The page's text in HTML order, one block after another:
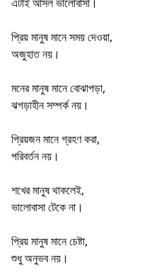
প্রিয় মানুষ মানে সময় দেওয়া,
অজুহাত নয়।
মনের মানুষ মানে বোঝাপড়া,
ঝগড়াহীন সম্পর্ক নয়।
প্রিয়জন মানে গ্রহণ করা,
পরিবর্তন নয়।
শখের মানুষ থাকলেই,
ভালোবাসা টেকে না।
প্রিয় মানুষ মানে চেষ্টা,
শুধু অনুভব নয়।